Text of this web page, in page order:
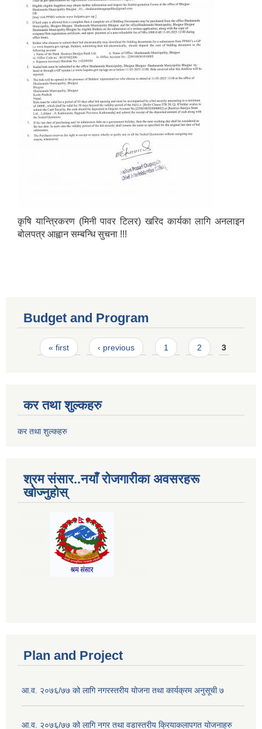
कृषि यान्त्रिकरण (मिनी पावर टिलर) खरिद कार्यका लागि अनलाइन
बोलपत्र आह्वान सम्बन्धि सुचना !!!
Budget and Program
Pages
« first ‹ previous 1 2 3
कर तथा शुल्कहरु
कर तथा शुल्कहरु
श्रम संसार..नयाँ रोजगारीका अवसरहरू
खोज्नुहोस्
Plan and Project
आ.व. २०७६/७७ को लागि नगरस्तरीय योजना तथा कार्यक्रम अनुसूची ७
आ.व. २०७६/७७ को लागि नगर तथा वडास्तरीय क्रियाकलापगत योजनाहरु